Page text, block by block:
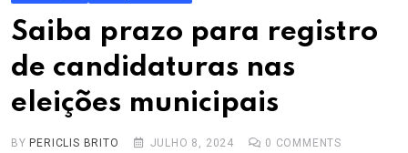
Saiba prazo para registro
de candidaturas nas
eleições municipais
BY PERICLIS BRITO JULHO 8, 2024 0 COMMENTS